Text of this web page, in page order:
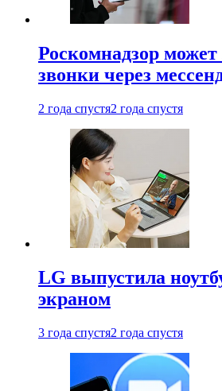
Роскомнадзор может
звонки через
2 года спустя2 года спустя
LG выпустила
экраном
3 года спустя2 года спустя